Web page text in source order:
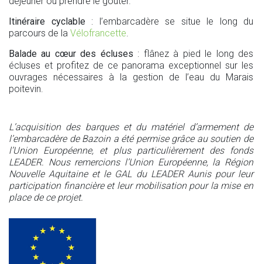
Itinéraire cyclable: l’embarcadère se situe le long du
parcours de la Vélofrancette.
Balade au cœur des écluses : flânez à pied le long des
écluses et profitez de ce panorama exceptionnel sur les
ouvrages nécessaires à la gestion de l’eau du Marais
poitevin.
L’acquisition des barques et du matériel d’armement de
l’embarcadère de Bazoin a été permise grâce au soutien de
l’Union Européenne, et plus particulièrement des fonds
LEADER. Nous remercions l’Union Européenne, la Région
Nouvelle Aquitaine et le GAL du LEADER Aunis pour leur
participation financière et leur mobilisation pour la mise en
place de ce projet.